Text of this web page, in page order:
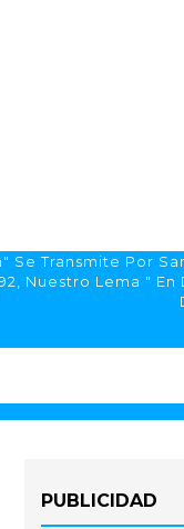
Transmite Por
Nuestro Lema " En
PUBLICIDAD